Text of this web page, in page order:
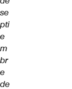
se
pti
e
m
br
e
de